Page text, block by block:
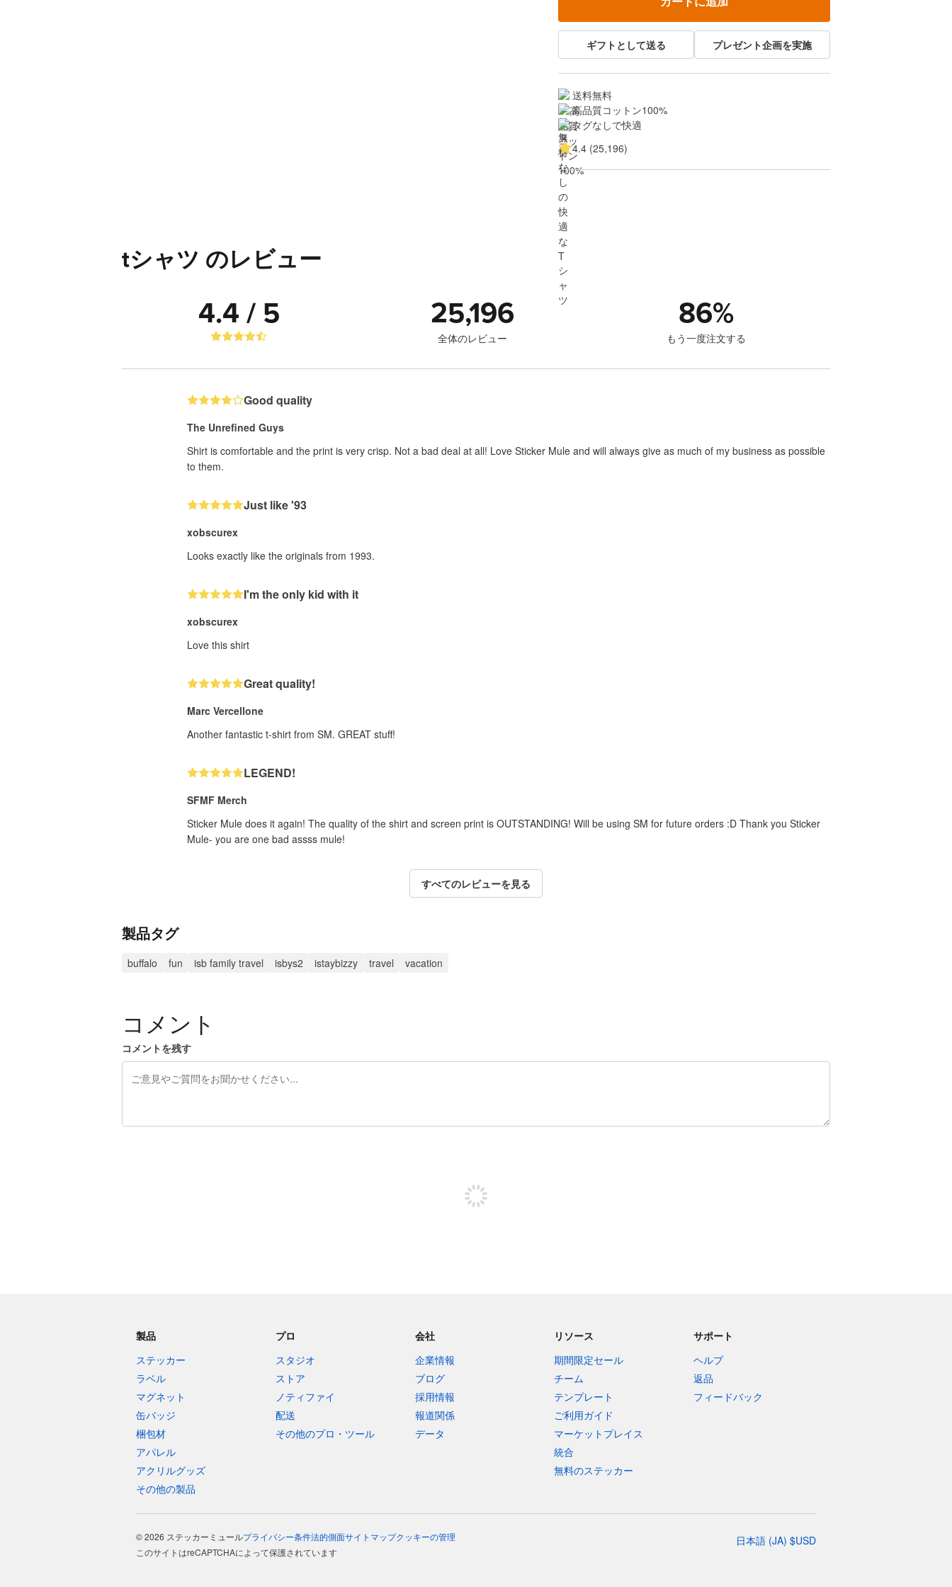
ギフトとして送る プレゼント企画を実施
送料無料
高品質コットン100%
タグなしで快適
4.4 (25,196)
tシャツ のレビュー
4.4 / 5 25,196
全体のレビュー
86%
もう一度注文する
Good quality
The Unrefined Guys
Shirt is comfortable and the print is very crisp. Not a bad deal at all! Love Sticker Mule and will always give as much of my business as possible
to them.
Just like '93
xobscurex
Looks exactly like the originals from 1993.
I'm the only kid with it
xobscurex
Love this shirt
Great quality!
Marc Vercellone
Another fantastic t-shirt from SM. GREAT stuff!
LEGEND!
SFMF Merch
Sticker Mule does it again! The quality of the shirt and screen print is OUTSTANDING! Will be using SM for future orders :D Thank you Sticker
Mule- you are one bad assss mule!
すべてのレビューを見る
製品タグ
buffalo fun isb family travel isbys2 istaybizzy travel vacation
コメント
コメントを残す
製品
ステッカー
ラベル
マグネット
缶バッジ
梱包材
アパレル
アクリルグッズ
その他の製品
プロ
スタジオ
ストア
ノティファイ
配送
その他のプロ・ツール
会社
企業情報
ブログ
採用情報
報道関係
データ
リソース
期間限定セール
チーム
テンプレート
ご利用ガイド
マーケットプレイス
統合
無料のステッカー
サポート
ヘルプ
返品
フィードバック
© 2026 ステッカーミュールプライバシー条件法的側面サイトマップクッキーの管理 日本語 (JA) $USD
このサイトはreCAPTCHAによって保護されています